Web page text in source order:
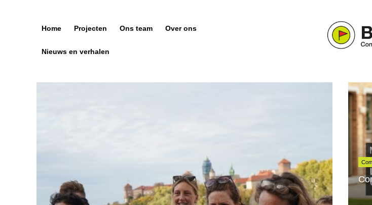
Home Projecten Ons team Over ons
Nieuws en verhalen